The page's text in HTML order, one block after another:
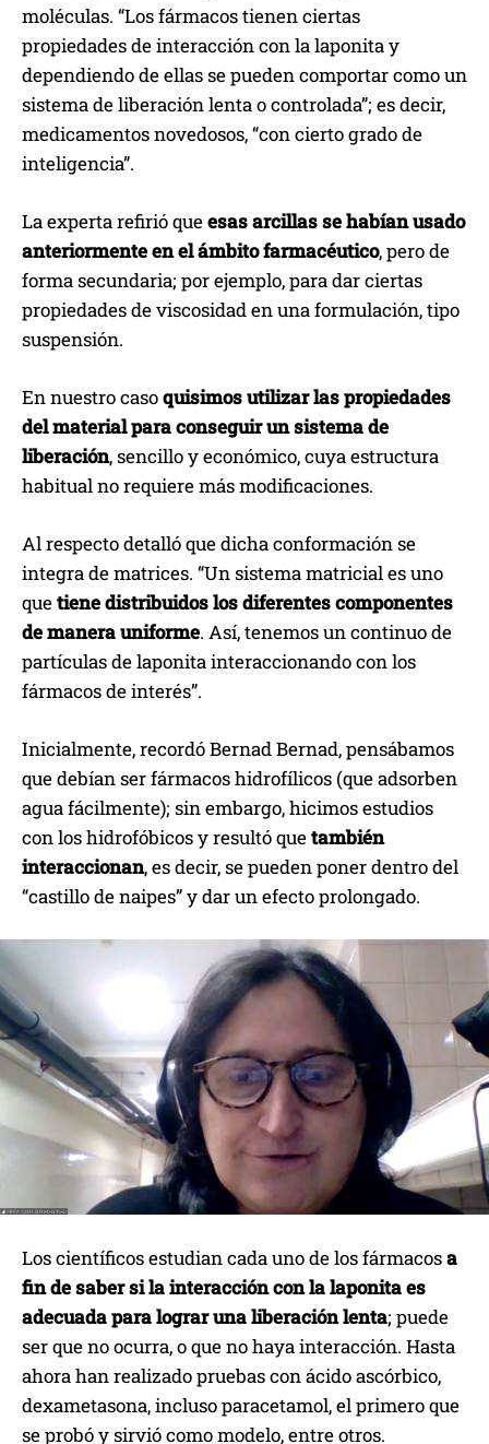
moléculas. “Los fármacos tienen ciertas
propiedades de interacción con la laponita y
dependiendo de ellas se pueden comportar como un
sistema de liberación lenta o controlada”; es decir,
medicamentos novedosos, “con cierto grado de
inteligencia”.
La experta refirió queesas arcillas se habían usado
anteriormente en el ámbito farmacéutico, pero de
forma secundaria; por ejemplo, para dar ciertas
propiedades de viscosidad en una formulación, tipo
suspensión.
En nuestro casoquisimos utilizar las propiedades
del material para conseguir un sistema de
liberación, sencillo y económico, cuya estructura
habitual no requiere más modificaciones.
Al respecto detalló que dicha conformación se
integra de matrices. “Un sistema matricial es uno
quetiene distribuidos los diferentes componentes
de manera uniforme. Así, tenemos un continuo de
partículas de laponita interaccionando con los
fármacos de interés”.
Inicialmente, recordó Bernad Bernad, pensábamos
que debían ser fármacos hidrofílicos (que adsorben
agua fácilmente); sin embargo, hicimos estudios
con los hidrofóbicos y resultó quetambién
interaccionan, es decir, se pueden poner dentro del
“castillo de naipes” y dar un efecto prolongado.
Los científicos estudian cada uno de los fármacosa
fin de saber si la interacción con la laponita es
adecuada para lograr una liberación lenta; puede
ser que no ocurra, o que no haya interacción. Hasta
ahora han realizado pruebas con ácido ascórbico,
dexametasona, incluso paracetamol, el primero que
se probó y sirvió como modelo, entre otros.